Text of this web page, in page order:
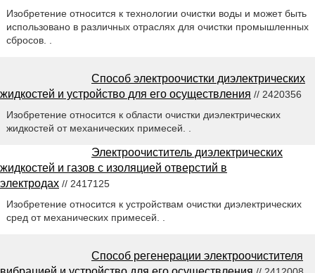
Изобретение относится к технологии очистки воды и может быть
использовано в различных отраслях для очистки промышленных
сбросов. .
Способ электроочистки диэлектрических
жидкостей и устройство для его осуществления // 2420356
Изобретение относится к области очистки диэлектрических
жидкостей от механических примесей. .
Электроочиститель диэлектрических
жидкостей и газов с изоляцией отверстий в
электродах // 2417125
Изобретение относится к устройствам очистки диэлектрических
сред от механических примесей. .
Способ регенерации электроочистителя